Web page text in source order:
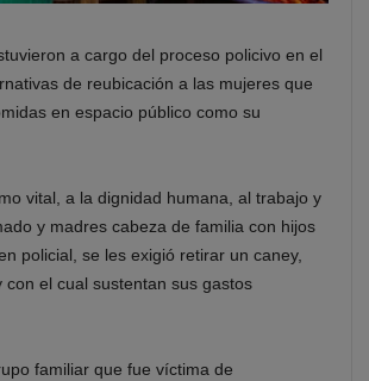
a cargo del proceso policivo en el
de reubicación a las mujeres que
en espacio público como su
vital, a la dignidad humana, al trabajo y
y madres cabeza de familia con hijos
policial, se les exigió retirar un caney,
el cual sustentan sus gastos
familiar que fue víctima de